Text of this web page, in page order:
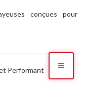
conçues pour
Performant